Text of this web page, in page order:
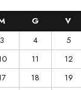
G V
3 4 5
11 12
18 19